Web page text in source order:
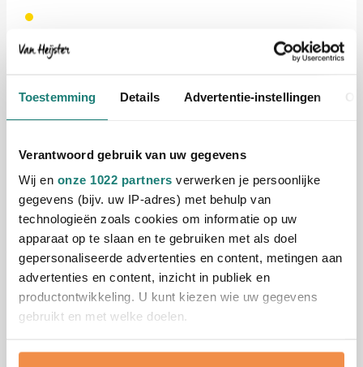
Toestemming Details Advertentie-instellingen
Verantwoord gebruik van uw gegevens
Wij en onze 1022 partners verwerken je persoonlijke
gegevens (bijv. uw IP-adres) met behulp van
technologieën zoals cookies om informatie op uw
apparaat op te slaan en te gebruiken met als doel
gepersonaliseerde advertenties en content, metingen aan
advertenties en content, inzicht in publiek en
productontwikkeling. U kunt kiezen wie uw gegevens
gebruikt en met welke doelen.
Als u het toestaat, willen we ook graag:
031
vanaf 0,76
002421418
vanaf 0,43
Mintbox Duim
Bekijk
Hartenblikje Amor
Bedrukken vanaf 125 stuks
Levering vanaf